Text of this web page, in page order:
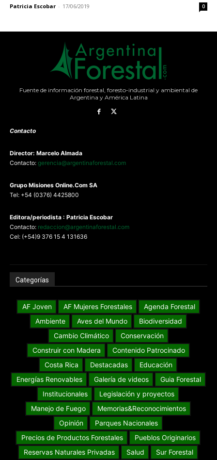
Patricia Escobar - 17/06/2019 0
Fuente de información forestal, foresto-industrial y ambiental de
Argentina y América Latina
Contacto
Director: Marcelo Almada
Contacto: gerencia@argentinaforestal.com
Grupo Misiones Online.Com SA
Tel: +54 (0376) 4425800
Editora/periodista : Patricia Escobar
Contacto: redaccion@argentinaforestal.com
Cel: (+54)9 376 15 4 131636
Categorías
AF Joven AF Mujeres Forestales
Agenda Forestal
Ambiente
Aves del Mundo
Biodiversidad
Cambio Climático
Conservación
Construir con Madera
Contenido Patrocinado
Costa Rica
Destacadas
Educación
Energías Renovables
Galería de videos
Guia Forestal
Institucionales
Legislación y proyectos
Manejo de Fuego
Memorias&Reconocimientos
Opinión
Parques Nacionales
Precios de Productos Forestales
Pueblos Originarios
Reservas Naturales Privadas
Salud
Sur Forestal